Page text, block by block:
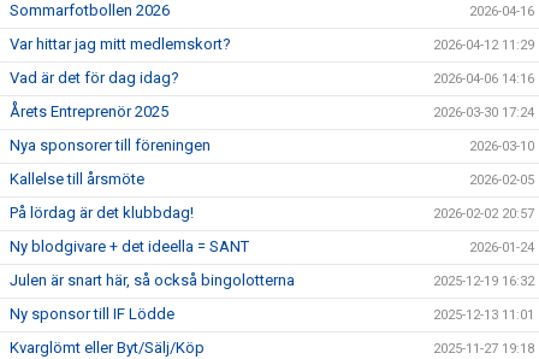
Sommarfotbollen 2026 2026-04-16
Var hittar jag mitt medlemskort? 2026-04-12 11:29
Vad är det för dag idag? 2026-04-06 14:16
Årets Entreprenör 2025 2026-03-30 17:24
Nya sponsorer till föreningen 2026-03-10
Kallelse till årsmöte 2026-02-05
På lördag är det klubbdag! 2026-02-02 20:57
Ny blodgivare + det ideella = SANT 2026-01-24
Julen är snart här, så också bingolotterna 2025-12-19 16:32
Ny sponsor till IF Lödde 2025-12-13 11:01
Kvarglömt eller Byt/Sälj/Köp 2025-11-27 19:18